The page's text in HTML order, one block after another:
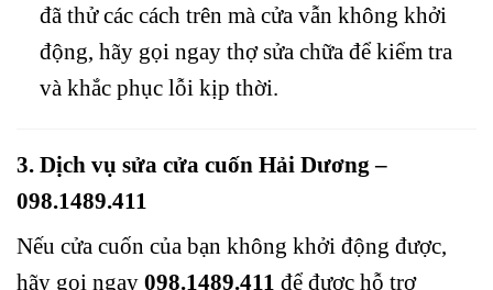
đã thử các cách trên mà cửa vẫn không khởi
động, hãy gọi ngay thợ sửa chữa để kiểm tra
và khắc phục lỗi kịp thời.
3. Dịch vụ sửa cửa cuốn Hải Dương –
098.1489.411
Nếu cửa cuốn của bạn không khởi động được,
hãy gọi ngay 098.1489.411 để được hỗ trợ